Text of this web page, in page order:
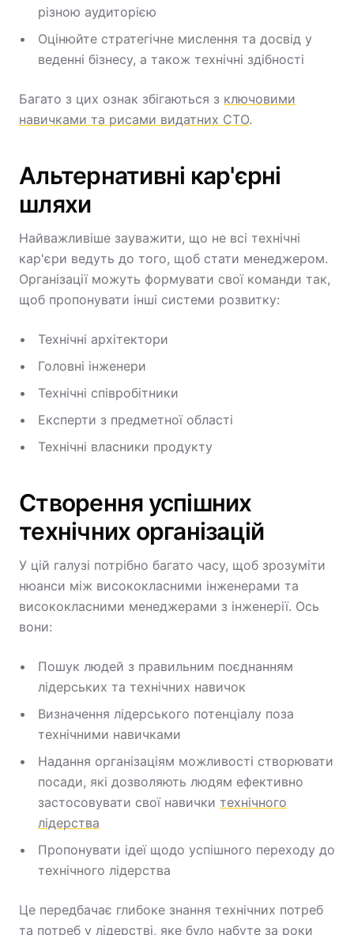
різною аудиторією
Оцінюйте стратегічне мислення та досвід у
веденні бізнесу, а також технічні здібності
Багато з цих ознак збігаються з ключовими
навичками та рисами видатних CTO.
Альтернативні кар'єрні
шляхи
Найважливіше зауважити, що не всі технічні
кар'єри ведуть до того, щоб стати менеджером.
Організації можуть формувати свої команди так,
щоб пропонувати інші системи розвитку:
Технічні архітектори
Головні інженери
Технічні співробітники
Експерти з предметної області
Технічні власники продукту
Створення успішних
технічних організацій
У цій галузі потрібно багато часу, щоб зрозуміти
нюанси між висококласними інженерами та
висококласними менеджерами з інженерії. Ось
вони:
Пошук людей з правильним поєднанням
лідерських та технічних навичок
Визначення лідерського потенціалу поза
технічними навичками
Надання організаціям можливості створювати
посади, які дозволяють людям ефективно
застосовувати свої навички технічного
лідерства
Пропонувати ідеї щодо успішного переходу до
технічного лідерства
Це передбачає глибоке знання технічних потреб
та потреб у лідерстві, яке було набуте за роки